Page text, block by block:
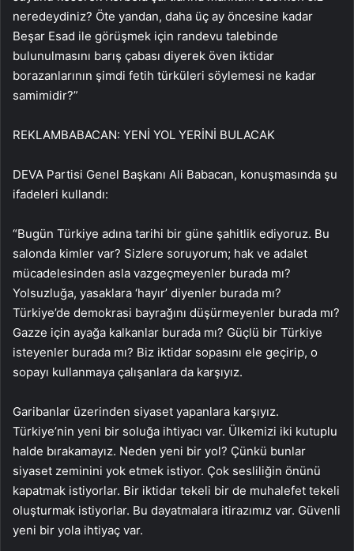
neredeydiniz? Öte yandan, daha üç ay öncesine kadar
Beşar Esad ile görüşmek için randevu talebinde
bulunulmasını barış çabası diyerek öven iktidar
borazanlarının şimdi fetih türküleri söylemesi ne kadar
samimidir?”
REKLAMBABACAN: YENİ YOL YERİNİ BULACAK
DEVA Partisi Genel Başkanı Ali Babacan, konuşmasında şu
ifadeleri kullandı:
“Bugün Türkiye adına tarihi bir güne şahitlik ediyoruz. Bu
salonda kimler var? Sizlere soruyorum; hak ve adalet
mücadelesinden asla vazgeçmeyenler burada mı?
Yolsuzluğa, yasaklara ‘hayır’ diyenler burada mı?
Türkiye’de demokrasi bayrağını düşürmeyenler burada mı?
Gazze için ayağa kalkanlar burada mı? Güçlü bir Türkiye
isteyenler burada mı? Biz iktidar sopasını ele geçirip, o
sopayı kullanmaya çalışanlara da karşıyız.
Garibanlar üzerinden siyaset yapanlara karşıyız.
Türkiye’nin yeni bir soluğa ihtiyacı var. Ülkemizi iki kutuplu
halde bırakamayız. Neden yeni bir yol? Çünkü bunlar
siyaset zeminini yok etmek istiyor. Çok sesliliğin önünü
kapatmak istiyorlar. Bir iktidar tekeli bir de muhalefet tekeli
oluşturmak istiyorlar. Bu dayatmalara itirazımız var. Güvenli
yeni bir yola ihtiyaç var.